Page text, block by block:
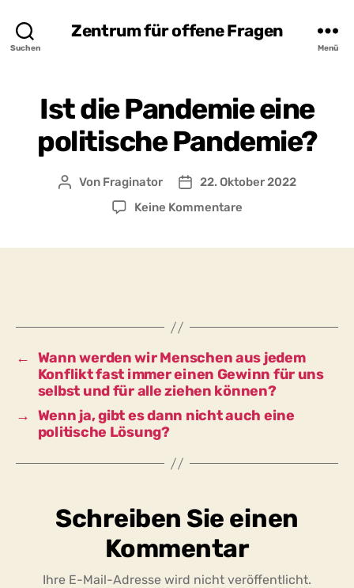
Suchen
Zentrum für offene Fragen
Menü
Ist die Pandemie eine
politische Pandemie?
Beitragsautor
Von Fraginator Beitragsdatum
22. Oktober 2022
Keine Kommentarezu
← Wann werden wir Menschen aus jedem
Konflikt fast immer einen Gewinn für uns
selbst und für alle ziehen können?
→ Wenn ja, gibt es dann nicht auch eine
politische Lösung?
Schreiben Sie einen
Kommentar
Ihre E-Mail-Adresse wird nicht veröffentlicht.